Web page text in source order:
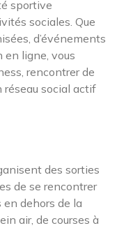
sportive
sociales. Que
d’événements
en ligne, vous
rencontrer de
réseau social actif
des sorties
de se rencontrer
dehors de la
air, de courses à